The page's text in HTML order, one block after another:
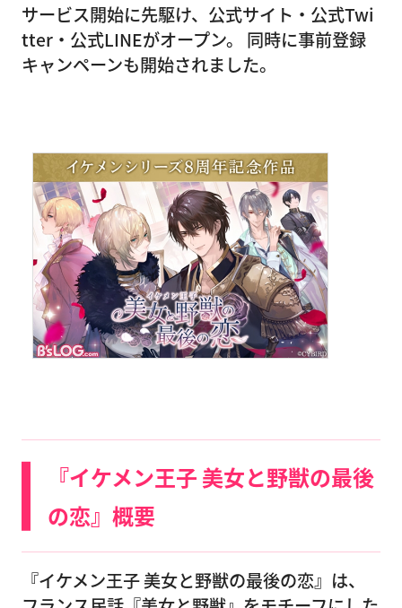
サービス開始に先駆け、公式サイト・公式Twi
tter・公式LINEがオープン。 同時に事前登録
キャンペーンも開始されました。
『イケメン王子 美女と野獣の最後
の恋』概要
『イケメン王子 美女と野獣の最後の恋』は、